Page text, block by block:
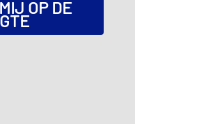
OP DE